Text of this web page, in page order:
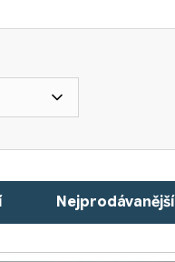
Nejprodávanější